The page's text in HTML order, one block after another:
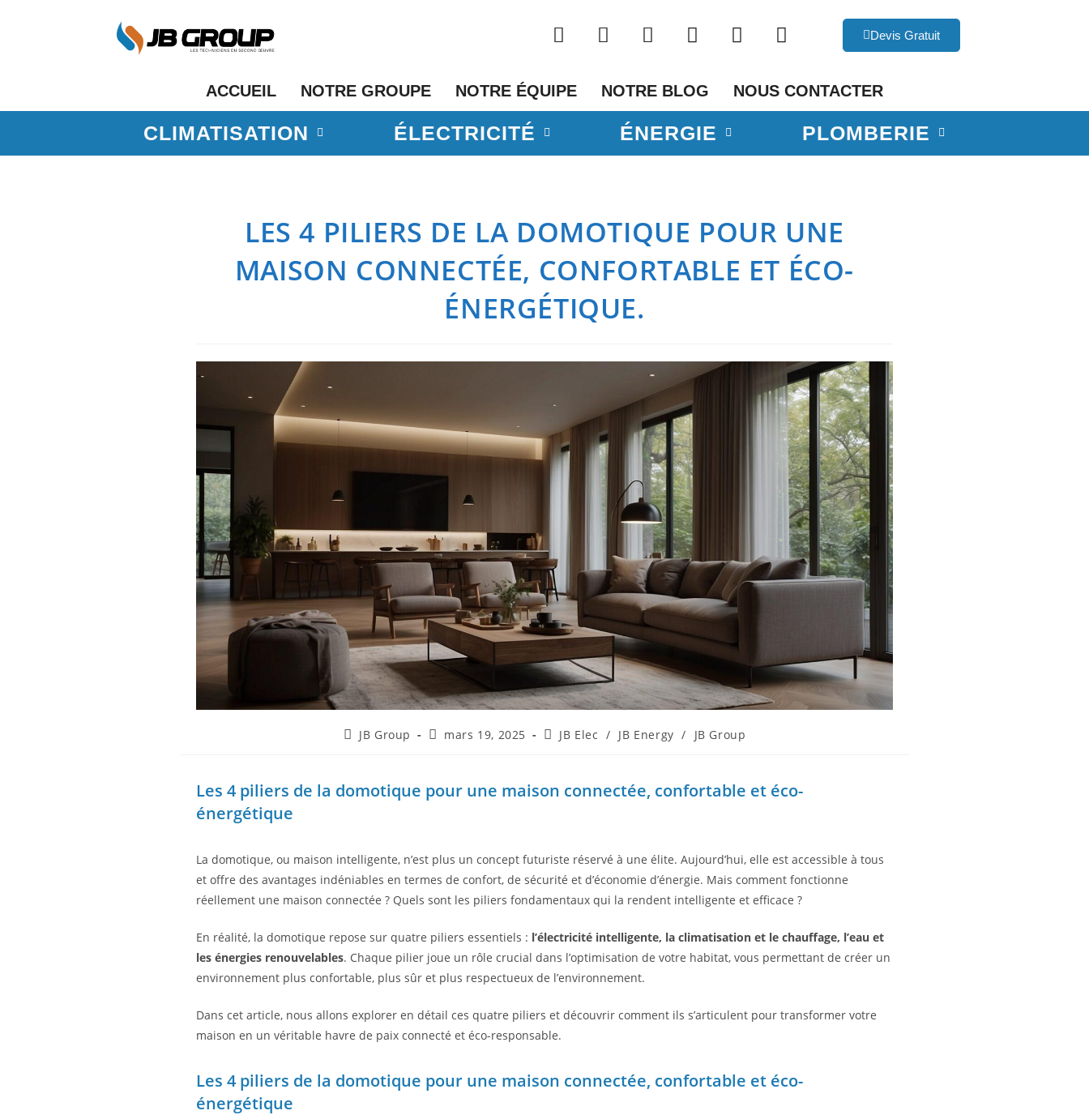
Devis Gratuit
ACCUEIL NOTRE GROUPE NOTRE ÉQUIPE NOTRE BLOG NOUS CONTACTER
CLIMATISATION ÉLECTRICITÉ ÉNERGIE PLOMBERIE
LES 4 PILIERS DE LA DOMOTIQUE POUR UNE
MAISON CONNECTÉE, CONFORTABLE ET ÉCO-
ÉNERGÉTIQUE.
JB Group mars 19, 2025 JB Elec / JB Energy / JB Group
Les 4 piliers de la domotique pour une maison connectée, confortable et éco-
énergétique
La domotique, ou maison intelligente, n’est plus un concept futuriste réservé à une élite. Aujourd’hui, elle est accessible à tous
et offre des avantages indéniables en termes de confort, de sécurité et d’économie d’énergie. Mais comment fonctionne
réellement une maison connectée ? Quels sont les piliers fondamentaux qui la rendent intelligente et efficace ?
En réalité, la domotique repose sur quatre piliers essentiels : l’électricité intelligente, la climatisation et le chauffage, l’eau et
les énergies renouvelables. Chaque pilier joue un rôle crucial dans l’optimisation de votre habitat, vous permettant de créer un
environnement plus confortable, plus sûr et plus respectueux de l’environnement.
Dans cet article, nous allons explorer en détail ces quatre piliers et découvrir comment ils s’articulent pour transformer votre
maison en un véritable havre de paix connecté et éco-responsable.
Les 4 piliers de la domotique pour une maison connectée, confortable et éco-
énergétique